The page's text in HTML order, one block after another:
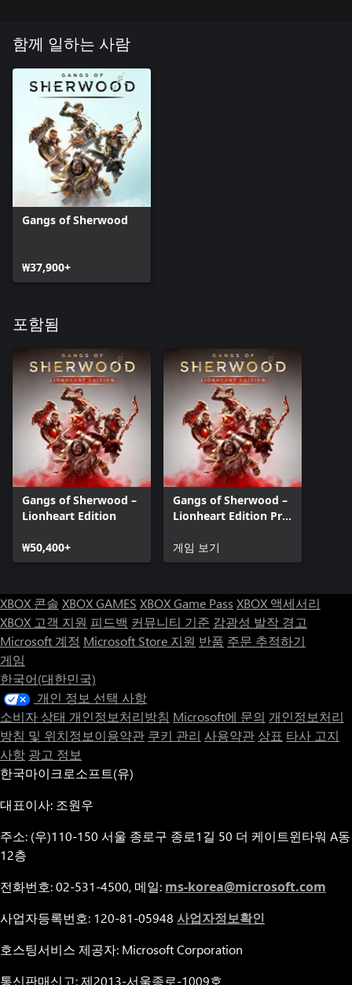
함께 일하는 사람
Gangs of Sherwood
₩37,900+
포함됨
Gangs of Sherwood –
Lionheart Edition
₩50,400+
Gangs of Sherwood –
Lionheart Edition Pre-
게임 보기
XBOX 콘솔 XBOX GAMES XBOX Game Pass XBOX 액세서리
XBOX 고객 지원 피드백 커뮤니티 기준 감광성 발작 경고
Microsoft 계정 Microsoft Store 지원 반품 주문 추적하기
게임
한국어(대한민국)
개인 정보 선택 사항
소비자 상태 개인정보처리방침 Microsoft에 문의 개인정보처리
방침 및 위치정보이용약관 쿠키 관리 사용약관 상표 타사 고지
사항 광고 정보
한국마이크로소프트(유)
대표이사: 조원우
주소: (우)110-150 서울 종로구 종로1길 50 더 케이트윈타워 A동
12층
전화번호: 02-531-4500, 메일: ms-korea@microsoft.com
사업자등록번호: 120-81-05948 사업자정보확인
호스팅서비스 제공자: Microsoft Corporation
통신판매신고: 제2013-서울종로-1009호